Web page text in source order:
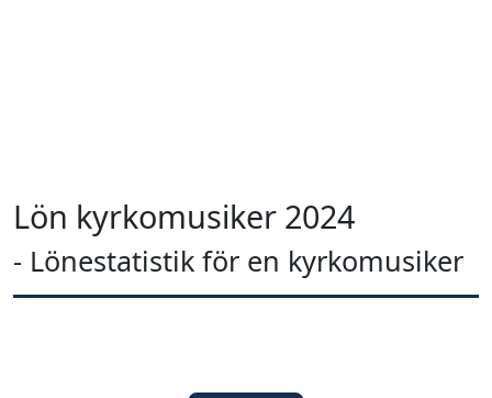
Lön kyrkomusiker 2024
- Lönestatistik för en kyrkomusiker